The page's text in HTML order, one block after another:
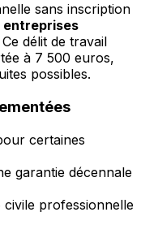
sans inscription
entreprises
délit de travail
à 7 500 euros,
possibles.
certaines
garantie décennale
civile professionnelle